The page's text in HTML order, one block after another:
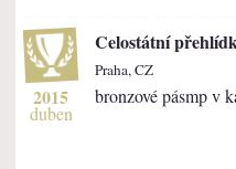
2015
duben
Celostátní
Praha, CZ
bronzové pásmp v